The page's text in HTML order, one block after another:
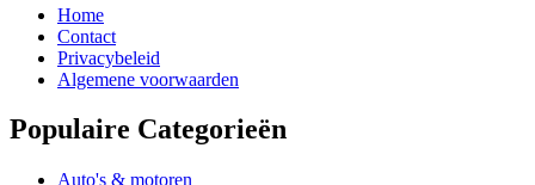
Home
Contact
Privacybeleid
Algemene voorwaarden
Populaire Categorieën
Auto's & motoren